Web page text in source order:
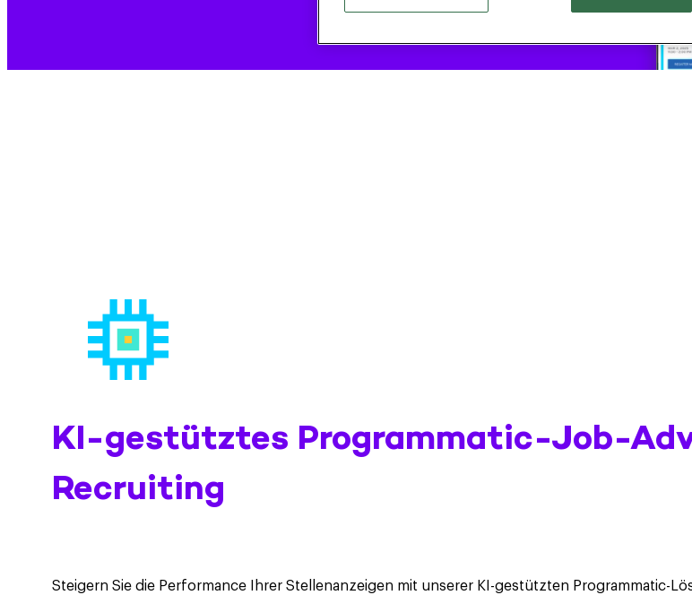
KI-gestütztes Programmatic-Job-
Recruiting
Steigern Sie die Performance Ihrer Stellenanzeigen mit unserer KI-gestützten Programmatic-